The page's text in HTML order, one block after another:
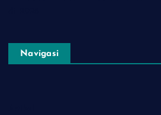
Navigasi